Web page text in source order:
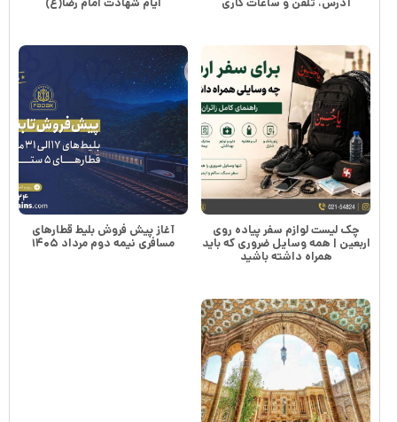
چک لیست لوازم سفر پیاده روی
اربعین | همه وسایل ضروری که باید
همراه داشته باشید
آغاز پیش فروش بلیط قطارهای
مسافری نیمه دوم مرداد ۱۴۰۵